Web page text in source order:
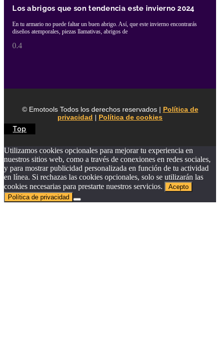
Los abrigos que son tendencia este invierno 2024
En tu armario no puede faltar un buen abrigo. Así, que este invierno encontrarás
diseños atemporales, piezas llamativas, abrigos de
© Emotools Todos los derechos reservados | Política de
privacidad | Política de cookies
Top
Utilizamos cookies opcionales para mejorar tu experiencia en
nuestros sitios web, como a través de conexiones en redes sociales,
y para mostrar publicidad personalizada en función de tu actividad
en línea. Si rechazas las cookies opcionales, solo se utilizarán las
cookies necesarias para prestarte nuestros servicios.
Acepto
Política de privacidad